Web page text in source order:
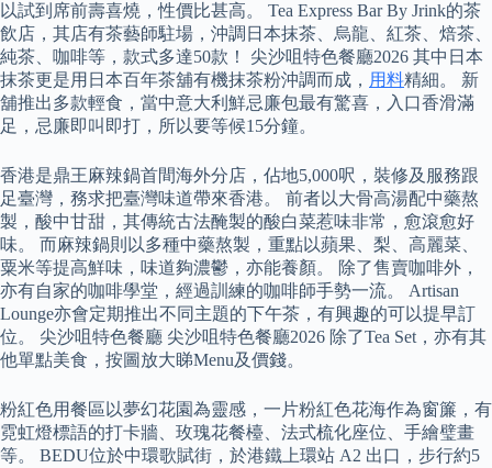
以試到席前壽喜燒，性價比甚高。 Tea Express Bar By Jrink的茶
飲店，其店有茶藝師駐場，沖調日本抹茶、烏龍、紅茶、焙茶、
純茶、咖啡等，款式多達50款！ 尖沙咀特色餐廳2026 其中日本
抹茶更是用日本百年茶舖有機抹茶粉沖調而成， 用料精細。 新
舖推出多款輕食，當中意大利鮮忌廉包最有驚喜，入口香滑滿
足，忌廉即叫即打，所以要等候15分鐘。
香港是鼎王麻辣鍋首間海外分店，佔地5,000呎，裝修及服務跟
足臺灣，務求把臺灣味道帶來香港。 前者以大骨高湯配中藥熬
製，酸中甘甜，其傳統古法醃製的酸白菜惹味非常，愈滾愈好
味。 而麻辣鍋則以多種中藥熬製，重點以蘋果、梨、高麗菜、
粟米等提高鮮味，味道夠濃鬱，亦能養顏。 除了售賣咖啡外，
亦有自家的咖啡學堂，經過訓練的咖啡師手勢一流。 Artisan
Lounge亦會定期推出不同主題的下午茶，有興趣的可以提早訂
位。 尖沙咀特色餐廳 尖沙咀特色餐廳2026 除了Tea Set，亦有其
他單點美食，按圖放大睇Menu及價錢。
粉紅色用餐區以夢幻花園為靈感，一片粉紅色花海作為窗簾，有
霓虹燈標語的打卡牆、玫瑰花餐檯、法式梳化座位、手繪璧畫
等。 BEDU位於中環歌賦街，於港鐵上環站 A2 出口，步行約5